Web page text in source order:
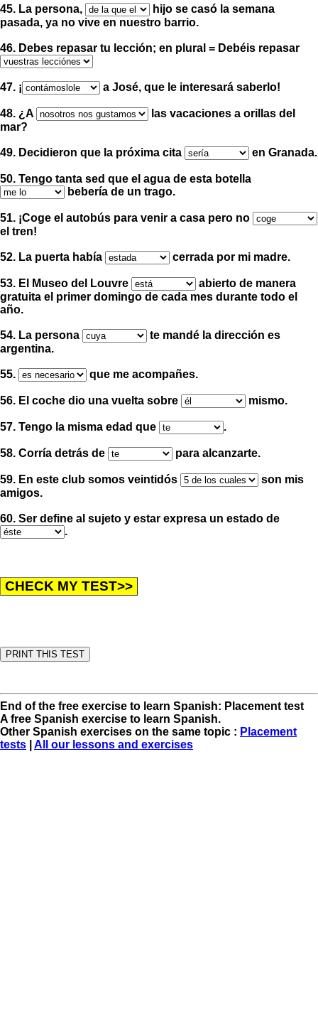
45. La persona,
hijo se casó la semana
pasada, ya no vive en nuestro barrio.
46. Debes repasar tu lección; en plural = Debéis repasar
47. ¡ a José, que le interesará saberlo!
48. ¿A
las vacaciones a orillas del
mar?
49. Decidieron que la próxima cita en Granada.
50. Tengo tanta sed que el agua de esta botella
bebería de un trago.
51. ¡Coge el autobús para venir a casa pero no
el tren!
52. La puerta había cerrada por mi madre.
53. El Museo del Louvre
abierto de manera
gratuita el primer domingo de cada mes durante todo el
año.
54. La persona
te mandé la dirección es
argentina.
55. que me acompañes.
56. El coche dio una vuelta sobre mismo.
57. Tengo la misma edad que .
58. Corría detrás de para alcanzarte.
59. En este club somos veintidós
son mis
amigos.
60. Ser define al sujeto y estar expresa un estado de
.
End of the free exercise to learn Spanish: Placement test
A free Spanish exercise to learn Spanish.
Other Spanish exercises on the same topic : Placement
tests
All our lessons and exercises